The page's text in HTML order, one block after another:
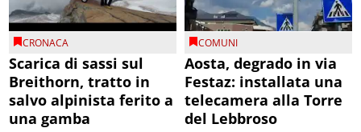
CRONACA
Scarica di sassi sul
Breithorn, tratto in
salvo alpinista ferito a
una gamba
COMUNI
Aosta, degrado in via
Festaz: installata una
telecamera alla Torre
del Lebbroso